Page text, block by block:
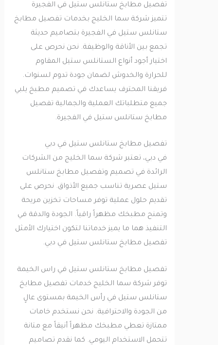
تفصيل مطابخ ستانلس ستيل في الفجيرة
تتميز شركة سما الخليج بخدمات تفصيل مطابخ
ستانلس ستيل في الفجيرة بتصاميم حديثة
تجمع بين الأناقة والوظيفة. نحن نحرص على
اختيار أجود أنواع الستانلس ستيل المقاوم
للحرارة والخدوش لضمان جودة تدوم لسنوات.
فريقنا المحترف يساعدك في تصميم مطبخ يلبي
جميع متطلباتك العملية والجمالية تفصيل
مطابخ ستانلس ستيل في الفجيرة.
تفصيل مطابخ ستانلس ستيل في دبي
في دبي، تعتبر شركة سما الخليج من الشركات
الرائدة في تصميم وتفصيل مطابخ ستانلس
ستيل عصرية تناسب جميع الأذواق. نحرص على
تقديم حلول عملية توفر مساحات تخزين مريحة
وتمنح مطبخك مظهراً راقياً. الجودة والدقة في
التنفيذ هما ما يميز خدماتنا لتكون اختيارك الأمثل
تفصيل مطابخ ستانلس ستيل في دبي.
تفصيل مطابخ ستانلس ستيل في راس الخيمة
توفر شركة سما الخليج خدمات تفصيل مطابخ
ستانلس ستيل في رأس الخيمة بمستوى عالٍ
من الجودة والاحترافية. نحن نستخدم خامات
ممتازة تعطي مطبخك مظهراً أنيقاً مع متانة
تتحمل الاستخدام اليومي. كما نقدم تصاميم